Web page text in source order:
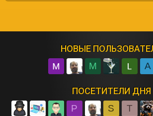
НОВЫЕ
M A
ПОСЕТИТЕЛИ ДНЯ
P S T